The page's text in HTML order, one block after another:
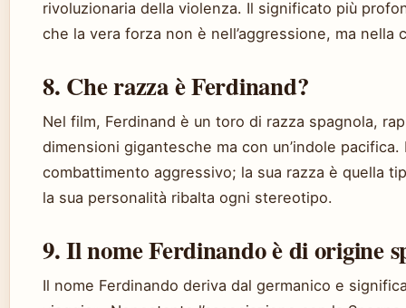
rivoluzionaria della violenza. Il significato più
che la vera forza non è nell’aggressione, ma nella
8. Che razza è Ferdinand?
Nel film, Ferdinand è un toro di razza spagnola,
dimensioni gigantesche ma con un’indole
combattimento aggressivo; la sua razza è quella
la sua personalità ribalta ogni stereotipo.
9. Il nome Ferdinando è di origine
Il nome Ferdinando deriva dal germanico e